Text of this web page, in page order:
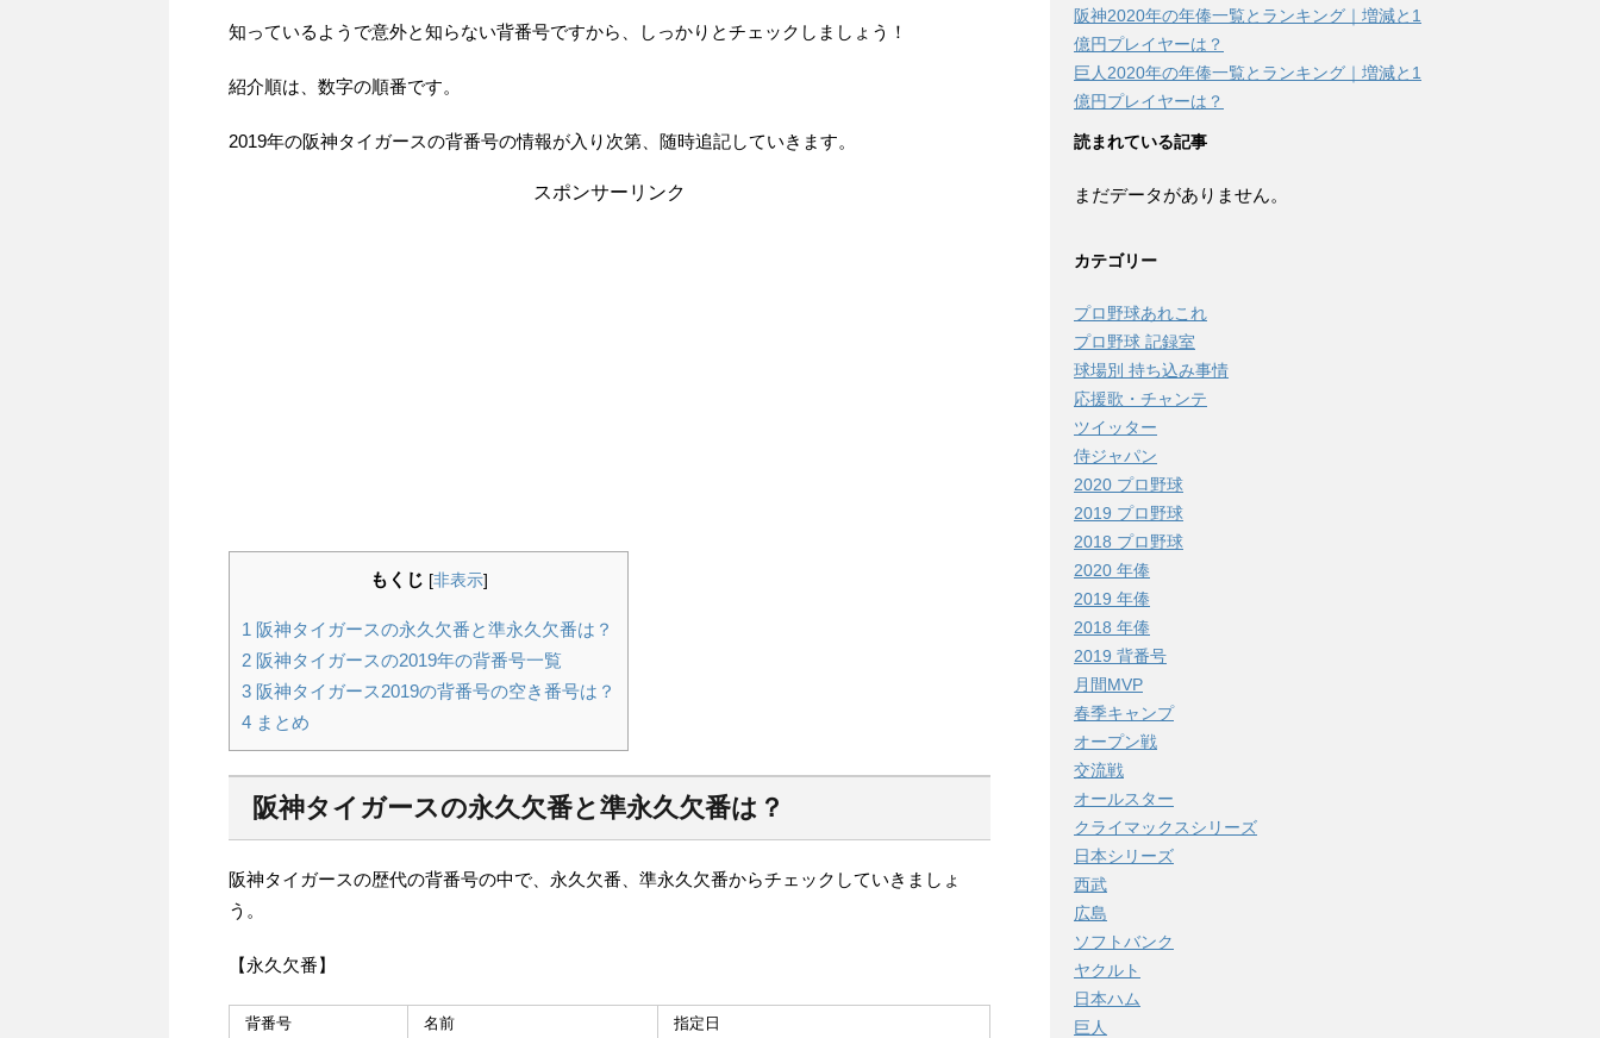
知っているようで意外と知らない背番号ですから、しっかりとチェックしましょう！
紹介順は、数字の順番です。
2019年の阪神タイガースの背番号の情報が入り次第、随時追記していきます。
スポンサーリンク
もくじ [非表示]
1 阪神タイガースの永久欠番と準永久欠番は？
2 阪神タイガースの2019年の背番号一覧
3 阪神タイガース2019の背番号の空き番号は？
4 まとめ
阪神タイガースの永久欠番と準永久欠番は？
阪神タイガースの歴代の背番号の中で、永久欠番、準永久欠番からチェックしていきましょ
う。
【永久欠番】
背番号 名前 指定日
阪神2020年の年俸一覧とランキング｜増減と1
億円プレイヤーは？
巨人2020年の年俸一覧とランキング｜増減と1
億円プレイヤーは？
読まれている記事
まだデータがありません。
カテゴリー
プロ野球あれこれ
プロ野球 記録室
球場別 持ち込み事情
応援歌・チャンテ
ツイッター
侍ジャパン
2020 プロ野球
2019 プロ野球
2018 プロ野球
2020 年俸
2019 年俸
2018 年俸
2019 背番号
月間MVP
春季キャンプ
オープン戦
交流戦
オールスター
クライマックスシリーズ
日本シリーズ
西武
広島
ソフトバンク
ヤクルト
日本ハム
巨人